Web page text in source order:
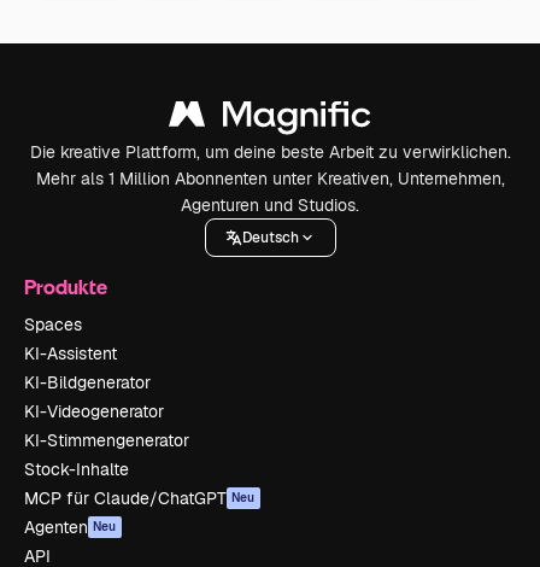
Die kreative Plattform, um deine beste Arbeit zu verwirklichen.
Mehr als 1 Million Abonnenten unter Kreativen, Unternehmen,
Agenturen und Studios.
Deutsch
Produkte
Spaces
KI-Assistent
KI-Bildgenerator
KI-Videogenerator
KI-Stimmengenerator
Stock-Inhalte
MCP für Claude/ChatGPT Neu
Agenten Neu
API